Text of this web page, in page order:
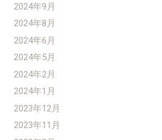
2024年9月
2024年8月
2024年6月
2024年5月
2024年2月
2024年1月
2023年12月
2023年11月